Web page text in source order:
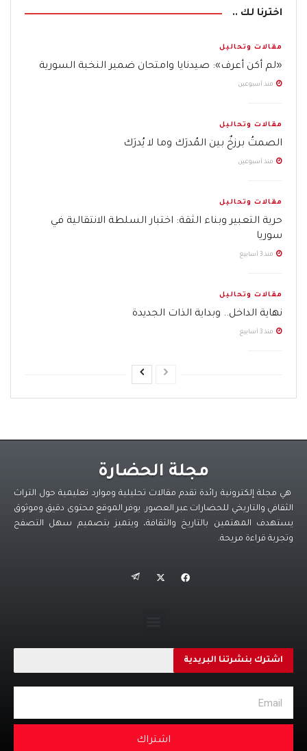
اخترنا لك ..
مقالات وتحاليل
«لم أكن أعرف»: صيدنايا وامتحان ضمير النخبة السورية
منذ أسبوعين
مقالات وتحاليل
الصمتُ برزخٌ بين المُدرَك وما لا يُدرَك
منذ أسبوعين
مقالات وتحاليل
حرية التعبير وبناء الثقة: اختبار السلطة الانتقالية في
سوريا
منذ 3 أسابيع
مقالات وتحاليل
نهاية الداخل.. وبداية الذات الجديدة
منذ 3 أسابيع
مجلة الحضارة
هي مجلة إلكترونية رائدة تقدم مقالات تحليلية وموارد تعليمية حول التراث
الثقافي والتاريخي للحضارات عبر العصور. يوفر الموقع محتوى دقيق وموثوق
يستهدف المهتمين بالتاريخ والثقافة، ويتميز بتصميم سهل التصفح
وتجربة قراءة مريحة.
اشترك بنشرتنا البريدية
اشتراك